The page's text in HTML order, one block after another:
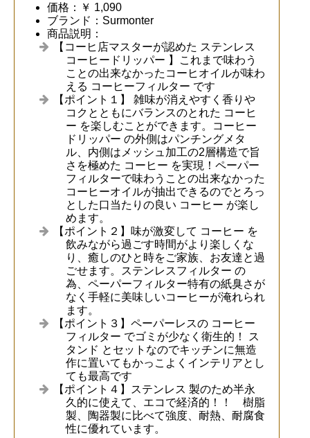
価格：￥ 1,090
ブランド：Surmonter
商品説明：
【コーヒ店マスターが認めた ステンレス
コーヒードリッパー 】これまで味わう
ことの出来なかったコーヒオイルが味わ
える コーヒーフィルター です
【ポイント１】 雑味が消えやすく香りや
コクとともにバランスのとれた コーヒ
ー を楽しむことができます。コーヒー
ドリッパー の外側はパンチングメタ
ル、内側はメッシュ加工の2層構造で旨
さを極めた コーヒー を実現！ペーパー
フィルターで味わうことの出来なかった
コーヒーオイルが抽出できるのでとろっ
とした口当たりの良い コーヒー が楽し
めます。
【ポイント２】味が激変して コーヒー を
飲みながら過ごす時間がより楽しくな
り、癒しのひと時をご家族、お友達と過
ごせます。ステンレスフィルター の
為、ペーパーフィルター特有の紙臭さが
なく手軽に美味しいコーヒーが淹れられ
ます。
【ポイント３】ペーパーレスの コーヒー
フィルター でゴミが少なく衛生的！ ス
タンド とセットなのでキッチンに無造
作に置いてもかっこよくインテリアとし
ても最高です
【ポイント４】ステンレス 製のため半永
久的に使えて、エコで経済的！！ 樹脂
製、陶器製に比べて強度、耐熱、耐腐食
性に優れています。